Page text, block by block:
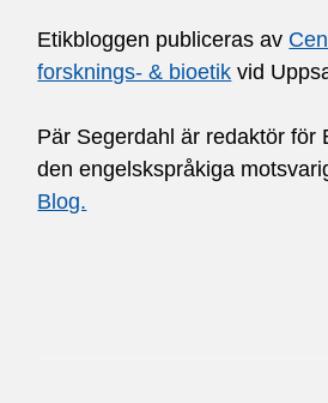
Etikbloggen publiceras av
forsknings- & bioetik vid
Pär Segerdahl är redaktör för
den engelskspråkiga
Blog.